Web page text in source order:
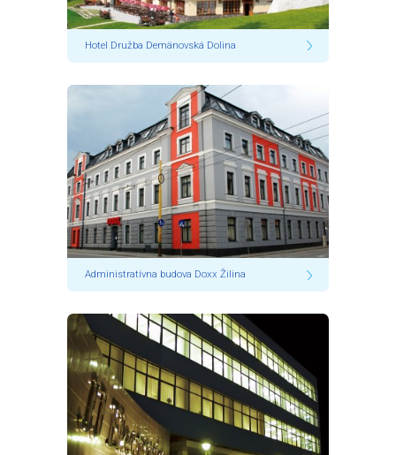
Hotel Družba Demänovská Dolina
Administratívna budova Doxx Žilina